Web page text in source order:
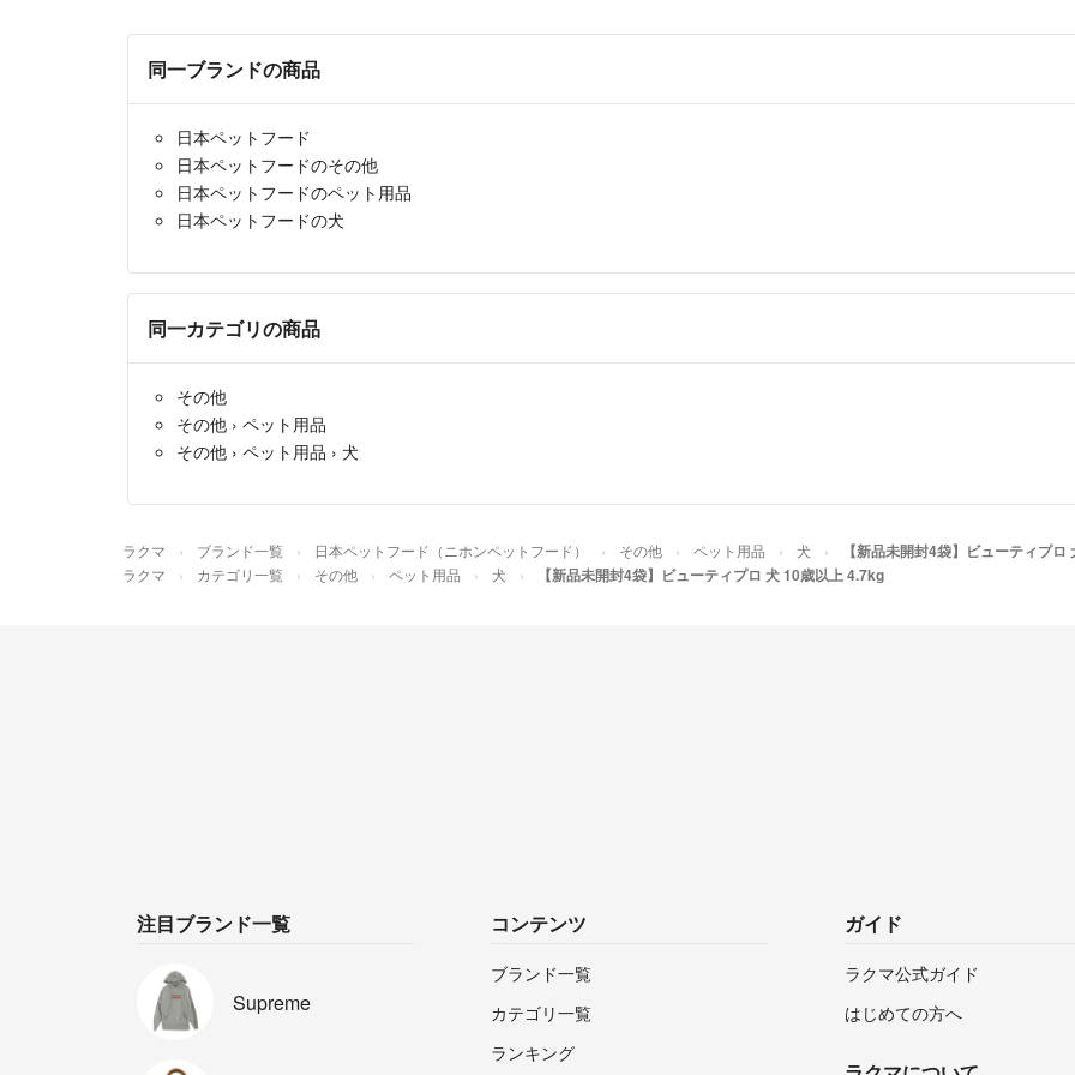
できるだけサイ
め以外の細かい
同一ブランドの商品
日本ペットフード
日本ペットフードのその他
日本ペットフードのペット用品
日本ペットフードの犬
同一カテゴリの商品
その他
その他 › ペット用品
その他 › ペット用品 › 犬
ラクマ ブランド一覧 日本ペットフード（ニホンペットフード） その他 ペット用品 犬 【新品未開封4袋】ビューティプ
ラクマ カテゴリ一覧 その他 ペット用品 犬 【新品未開封4袋】ビューティプロ 犬 10歳以上 4.7kg
注目ブランド一覧
Supreme
コンテンツ
ブランド一覧
カテゴリ一覧
ランキング
ガイド
ラクマ公式ガイド
はじめての方へ